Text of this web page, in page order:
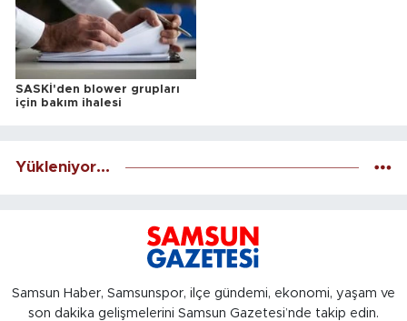
SASKİ'den blower grupları
için bakım ihalesi
Yükleniyor...
Samsun Haber, Samsunspor, ilçe gündemi, ekonomi, yaşam ve
son dakika gelişmelerini Samsun Gazetesi’nde takip edin.